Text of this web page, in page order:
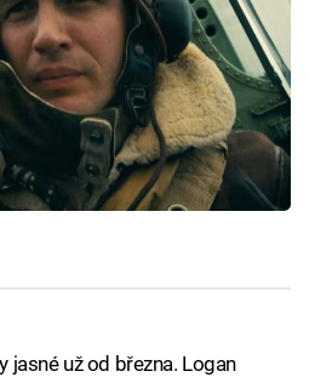
už od března. Logan